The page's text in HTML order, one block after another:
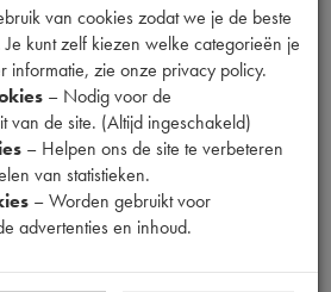
HFM 1L
13,81excl. btw)
van cookies zodat we je de beste
kunt zelf kiezen welke categorieën je
informatie, zie onze privacy policy.
– Nodig voor de
van de site. (Altijd ingeschakeld)
– Helpen ons de site te verbeteren
van statistieken.
– Worden gebruikt voor
advertenties en inhoud.